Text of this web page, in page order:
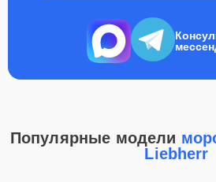
Популярные модели
Liebherr